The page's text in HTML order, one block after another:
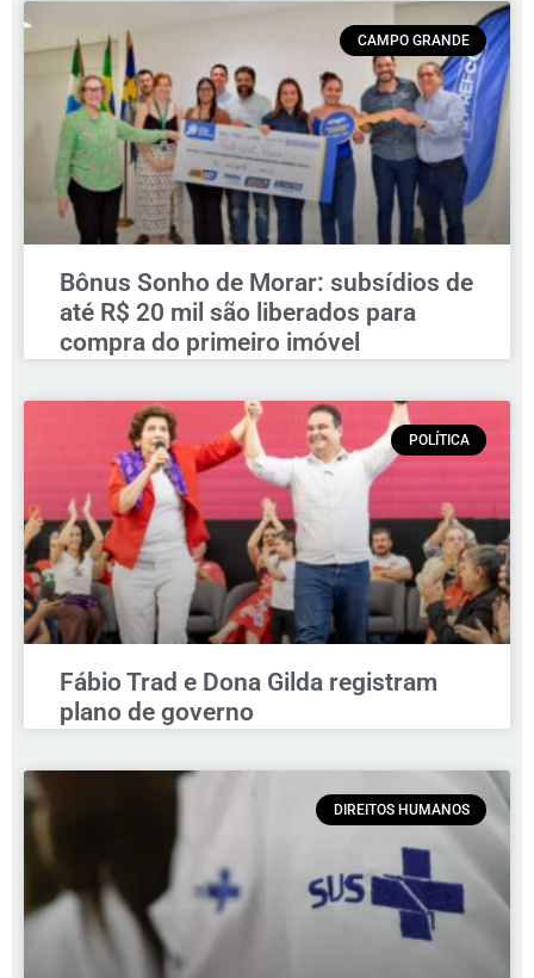
CAMPO GRANDE
Bônus Sonho de Morar: subsídios de
até R$ 20 mil são liberados para
compra do primeiro imóvel
POLÍTICA
Fábio Trad e Dona Gilda registram
plano de governo
DIREITOS HUMANOS